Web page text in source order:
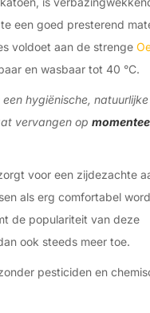
een goed presterend
voldoet aan de strenge
en wasbaar tot 40 °C.
hygiënische,
vervangen op
voor een zijdezachte
als erg comfortabel
de populariteit van deze
ook steeds meer toe.
pesticiden en